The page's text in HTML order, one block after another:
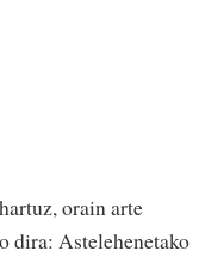
orain arte
dira: Astelehenetako